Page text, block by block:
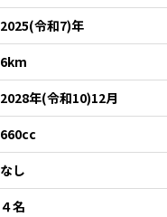
2025(令和7)年
6km
2028年(令和10)12月
660cc
なし
４名